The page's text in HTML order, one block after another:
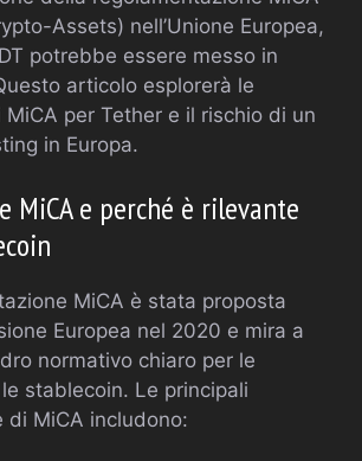
Assets) nell’Unione Europea,
potrebbe essere messo in
articolo esplorerà le
per Tether e il rischio di un
in Europa.
MiCA e perché è rilevante
MiCA è stata proposta
Europea nel 2020 e mira a
normativo chiaro per le
stablecoin. Le principali
di MiCA includono: